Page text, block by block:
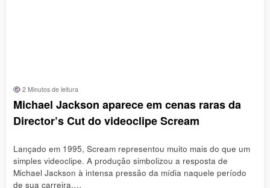
2 Minutos de leitura
Michael Jackson aparece em cenas raras da
Director’s Cut do videoclipe Scream
Lançado em 1995, Scream representou muito mais do que um
simples videoclipe. A produção simbolizou a resposta de
Michael Jackson à intensa pressão da mídia naquele período
de sua carreira.…